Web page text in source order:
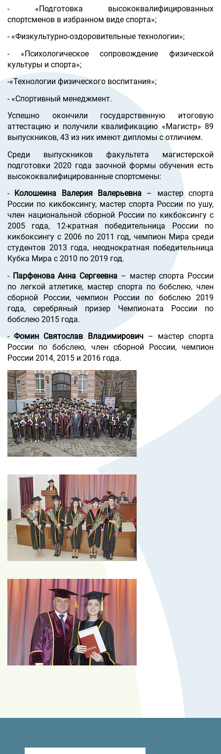
- «Подготовка высококвалифицированных
спортсменов в избранном виде спорта»;
- «Физкультурно-оздоровительные технологии»;
- «Психологическое сопровождение физической
культуры и спорта»;
-«Технологии физического воспитания»;
- «Спортивный менеджмент.
Успешно окончили государственную итоговую
аттестацию и получили квалификацию «Магистр» 89
выпускников, 43 из них имеют дипломы с отличием.
Среди выпускников факультета магистерской
подготовки 2020 года заочной формы обучения есть
высококвалифицированные спортсмены:
- Колошеина Валерия Валерьевна – мастер спорта
России по кикбоксингу, мастер спорта России по ушу,
член национальной сборной России по кикбоксингу с
2005 года, 12-кратная победительница России по
кикбоксингу с 2006 по 2011 год, чемпион Мира среди
студентов 2013 года, неоднократная победительница
Кубка Мира с 2010 по 2019 год.
- Парфенова Анна Сергеевна – мастер спорта России
по легкой атлетике, мастер спорта по бобслею, член
сборной России, чемпион России по бобслею 2019
года, серебряный призер Чемпионата России по
бобслею 2015 года.
-Фомин Святослав Владимирович – мастер спорта
России по бобслею, член сборной России, чемпион
России 2014, 2015 и 2016 года.